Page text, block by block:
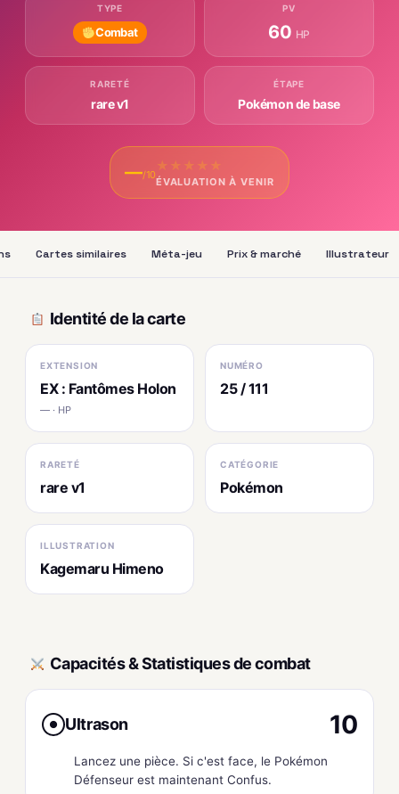
TYPE
Combat
PV
60 HP
RARETÉ
rare v1
ÉTAPE
Pokémon de base
—/10
★ ★ ★ ★ ★
ÉVALUATION À VENIR
Cartes similaires Méta-jeu Prix & marché Illustrateur
Identité de la carte
EXTENSION
EX : Fantômes Holon
— · HP
NUMÉRO
25 / 111
RARETÉ
rare v1
CATÉGORIE
Pokémon
ILLUSTRATION
Kagemaru Himeno
Capacités & Statistiques de combat
● Ultrason 10
Lancez une pièce. Si c'est face, le Pokémon
Défenseur est maintenant Confus.